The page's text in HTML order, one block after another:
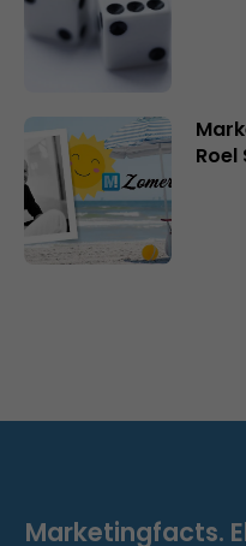
Marketingfacts.